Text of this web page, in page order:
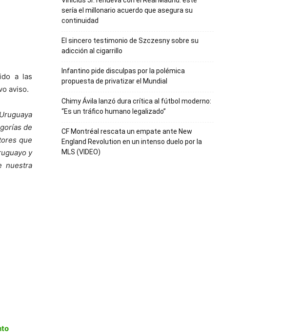
a las
aviso.
de
que
y
nuestra
sería el millonario acuerdo que asegura su
continuidad
El sincero testimonio de Szczesny sobre su
adicción al cigarrillo
Infantino pide disculpas por la polémica
propuesta de privatizar el Mundial
Chimy Ávila lanzó dura crítica al fútbol moderno:
“Es un tráfico humano legalizado”
CF Montréal rescata un empate ante New
England Revolution en un intenso duelo por la
MLS (VIDEO)